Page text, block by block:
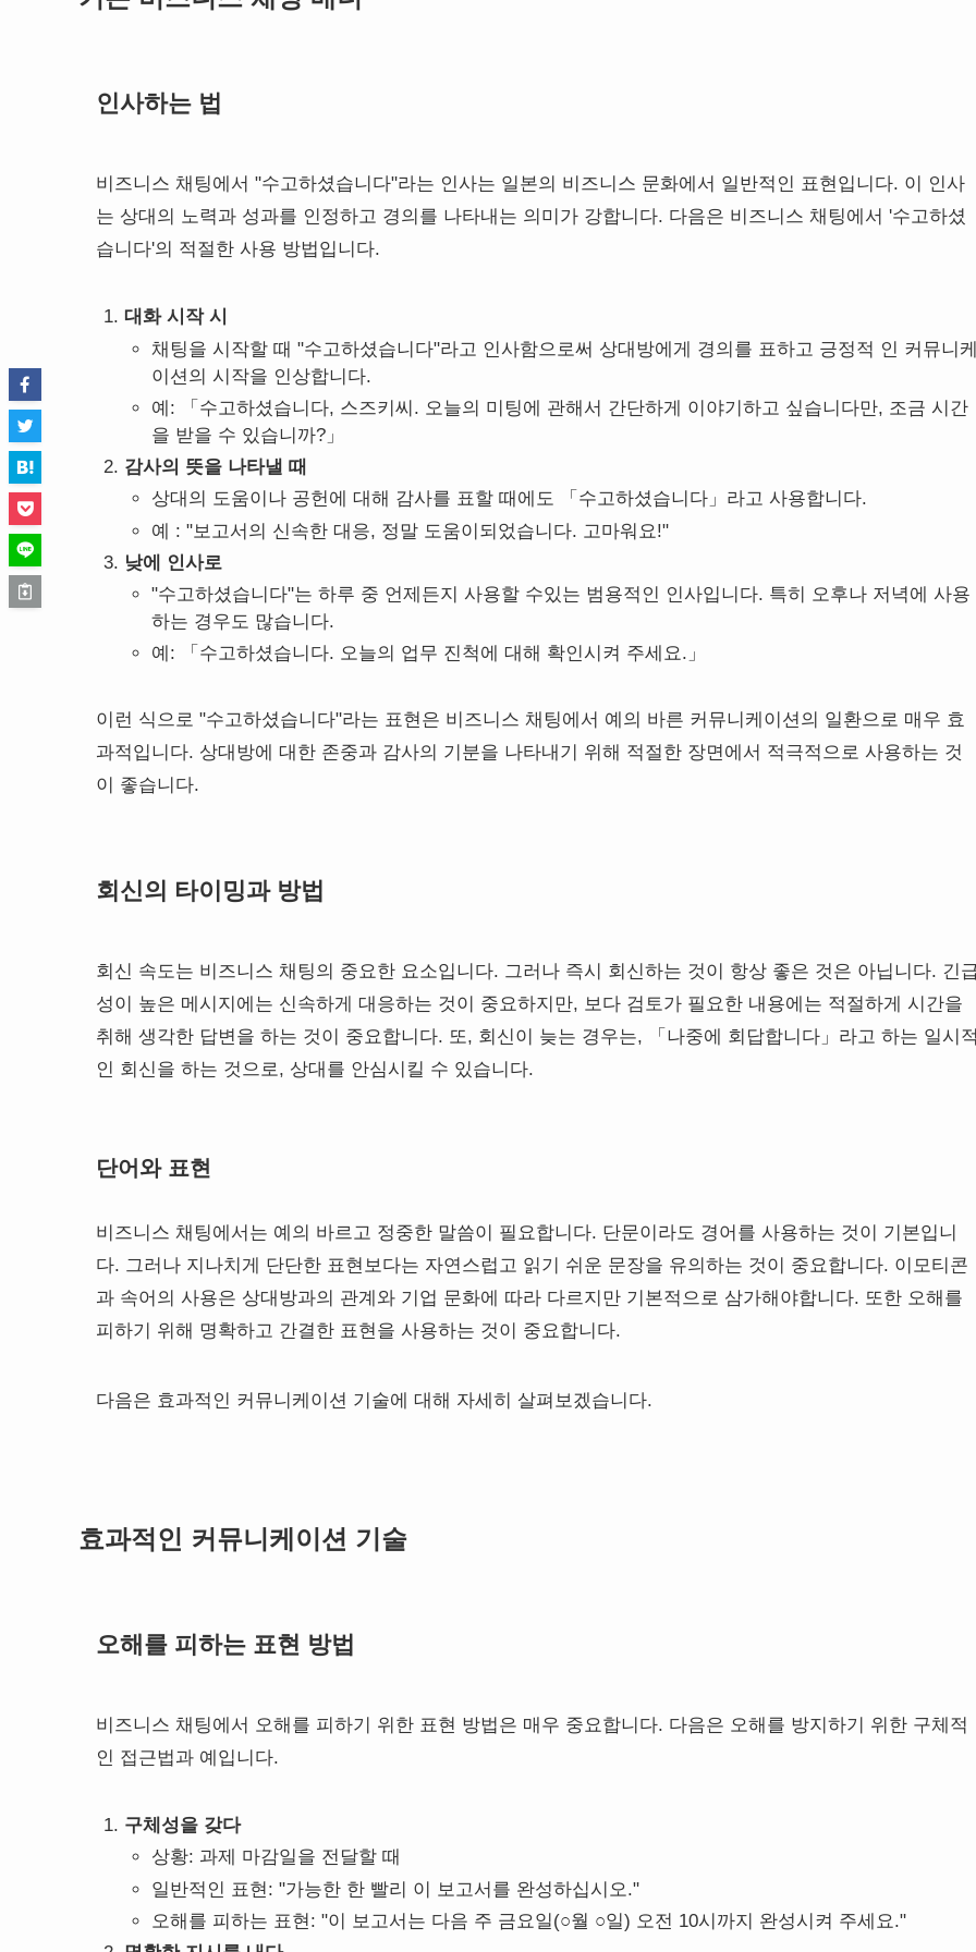
인사하는 법
비즈니스 채팅에서 "수고하셨습니다"라는 인사는 일본의 비즈니스 문화에서 일반적인 표현입니다. 이 인사
는 상대의 노력과 성과를 인정하고 경의를 나타내는 의미가 강합니다. 다음은 비즈니스 채팅에서 '수고하셨
습니다'의 적절한 사용 방법입니다.
대화 시작 시
채팅을 시작할 때 "수고하셨습니다"라고 인사함으로써 상대방에게 경의를 표하고 긍정적 인 커뮤니
이션의 시작을 인상합니다.
예: 「수고하셨습니다, 스즈키씨. 오늘의 미팅에 관해서 간단하게 이야기하고 싶습니다만, 조금 시간
을 받을 수 있습니까?」
감사의 뜻을 나타낼 때
상대의 도움이나 공헌에 대해 감사를 표할 때에도 「수고하셨습니다」라고 사용합니다.
예 : "보고서의 신속한 대응, 정말 도움이되었습니다. 고마워요!"
낮에 인사로
"수고하셨습니다"는 하루 중 언제든지 사용할 수있는 범용적인 인사입니다. 특히 오후나 저녁에 사용
하는 경우도 많습니다.
예: 「수고하셨습니다. 오늘의 업무 진척에 대해 확인시켜 주세요.」
이런 식으로 "수고하셨습니다"라는 표현은 비즈니스 채팅에서 예의 바른 커뮤니케이션의 일환으로 매우 효
과적입니다. 상대방에 대한 존중과 감사의 기분을 나타내기 위해 적절한 장면에서 적극적으로 사용하는 것
이 좋습니다.
회신의 타이밍과 방법
회신 속도는 비즈니스 채팅의 중요한 요소입니다. 그러나 즉시 회신하는 것이 항상 좋은 것은 아닙니다. 긴
성이 높은 메시지에는 신속하게 대응하는 것이 중요하지만, 보다 검토가 필요한 내용에는 적절하게 시간을
취해 생각한 답변을 하는 것이 중요합니다. 또, 회신이 늦는 경우는, 「나중에 회답합니다」라고 하는 일시
인 회신을 하는 것으로, 상대를 안심시킬 수 있습니다.
단어와 표현
비즈니스 채팅에서는 예의 바르고 정중한 말씀이 필요합니다. 단문이라도 경어를 사용하는 것이 기본입니
다. 그러나 지나치게 단단한 표현보다는 자연스럽고 읽기 쉬운 문장을 유의하는 것이 중요합니다. 이모티콘
과 속어의 사용은 상대방과의 관계와 기업 문화에 따라 다르지만 기본적으로 삼가해야합니다. 또한 오해를
피하기 위해 명확하고 간결한 표현을 사용하는 것이 중요합니다.
다음은 효과적인 커뮤니케이션 기술에 대해 자세히 살펴보겠습니다.
효과적인 커뮤니케이션 기술
오해를 피하는 표현 방법
비즈니스 채팅에서 오해를 피하기 위한 표현 방법은 매우 중요합니다. 다음은 오해를 방지하기 위한 구체적
인 접근법과 예입니다.
구체성을 갖다
상황: 과제 마감일을 전달할 때
일반적인 표현: "가능한 한 빨리 이 보고서를 완성하십시오."
오해를 피하는 표현: "이 보고서는 다음 주 금요일(○월 ○일) 오전 10시까지 완성시켜 주세요."